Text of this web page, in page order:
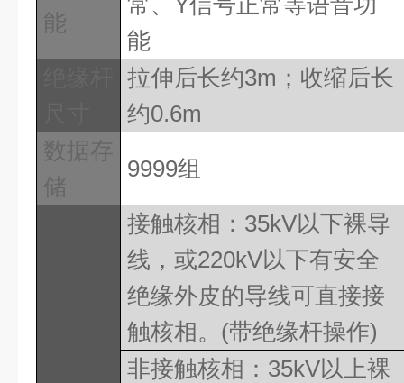
能
能
拉伸后长约3m ；收缩后长
约0.6m
数据存
储
9999组
接触核相： 35kV以下裸导
线，或220kV以下有安全
绝缘外皮的导线可直接接
触核相。 (带绝缘杆操作)
非接触核相： 35kV以上裸